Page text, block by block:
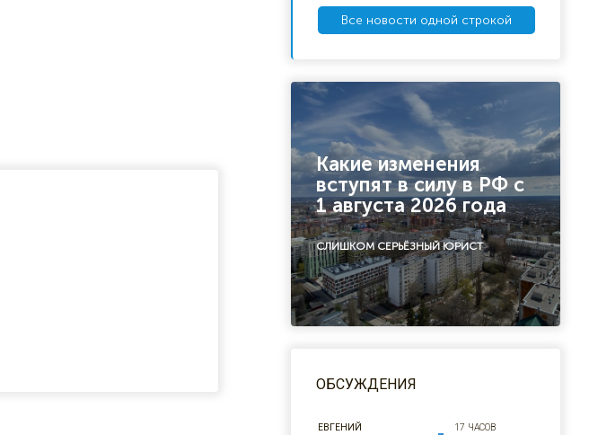
Все новости одной строкой
Какие изменения
вступят в силу в РФ с
1 августа 2026 года
СЛИШКОМ СЕРЬЁЗНЫЙ ЮРИСТ
ОБСУЖДЕНИЯ
ЕВГЕНИЙ
17 ЧАСОВ